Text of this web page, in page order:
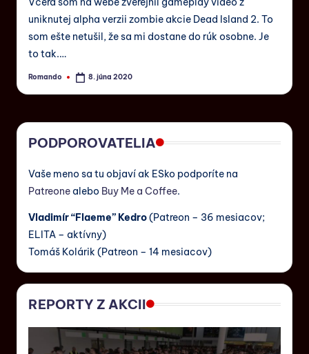
uniknutej alpha verzii zombie akcie Dead Island 2. To
som ešte netušil, že sa mi dostane do rúk osobne. Je
to tak.…
Romando 8. júna 2020
PODPOROVATELIA
Vaše meno sa tu objaví ak ESko podporíte na
Patreone alebo Buy Me a Coffee.
Vladimír “Flaeme” Kedro(Patreon – 36 mesiacov;
ELITA – aktívny)
Tomáš Kolárik (Patreon – 14 mesiacov)
REPORTY Z AKCII